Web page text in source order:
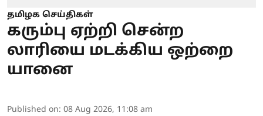
தமிழக செய்திகள்
கரும்பு ஏற்றி சென்ற
லாரியை மடக்கிய ஒற்றை
யானை
Published on: 08 Aug 2026, 11:08 am